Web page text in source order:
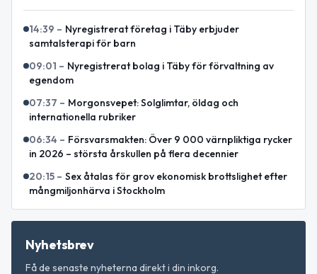
14:39 – Nyregistrerat företag i Täby erbjuder
samtalsterapi för barn
09:01 – Nyregistrerat bolag i Täby för förvaltning av
egendom
07:37 – Morgonsvepet: Solglimtar, öldag och
internationella rubriker
06:34 – Försvarsmakten: Över 9 000 värnpliktiga rycker
in 2026 – största årskullen på flera decennier
20:15 – Sex åtalas för grov ekonomisk brottslighet efter
mångmiljonhärva i Stockholm
Nyhetsbrev
Få de senaste nyheterna direkt i din inkorg.